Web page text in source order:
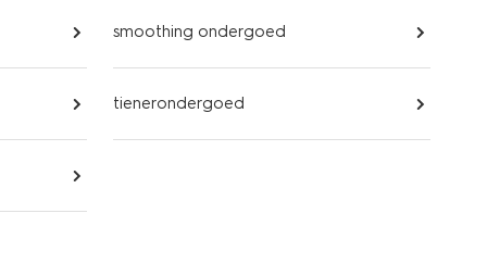
smoothing ondergoed
tienerondergoed